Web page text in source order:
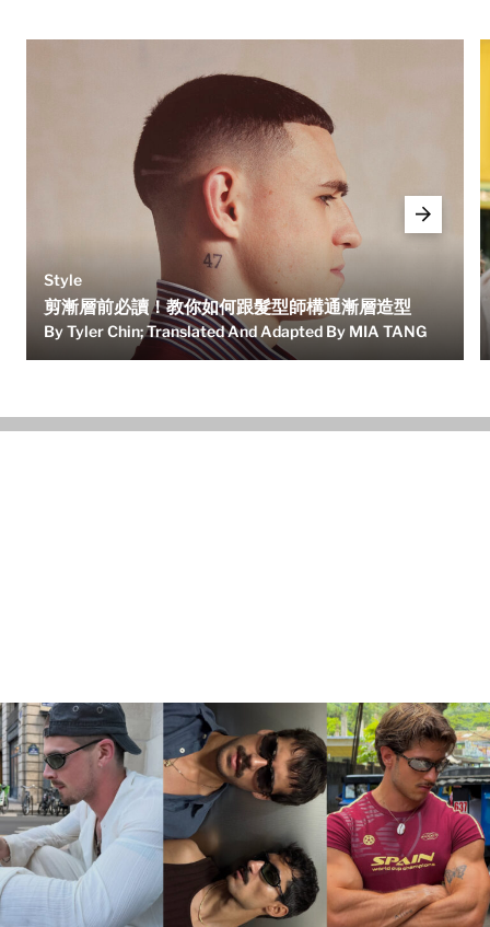
Style
剪漸層前必讀！教你如何跟髮型師構通漸層造型
By Tyler Chin; Translated And Adapted By MIA TANG